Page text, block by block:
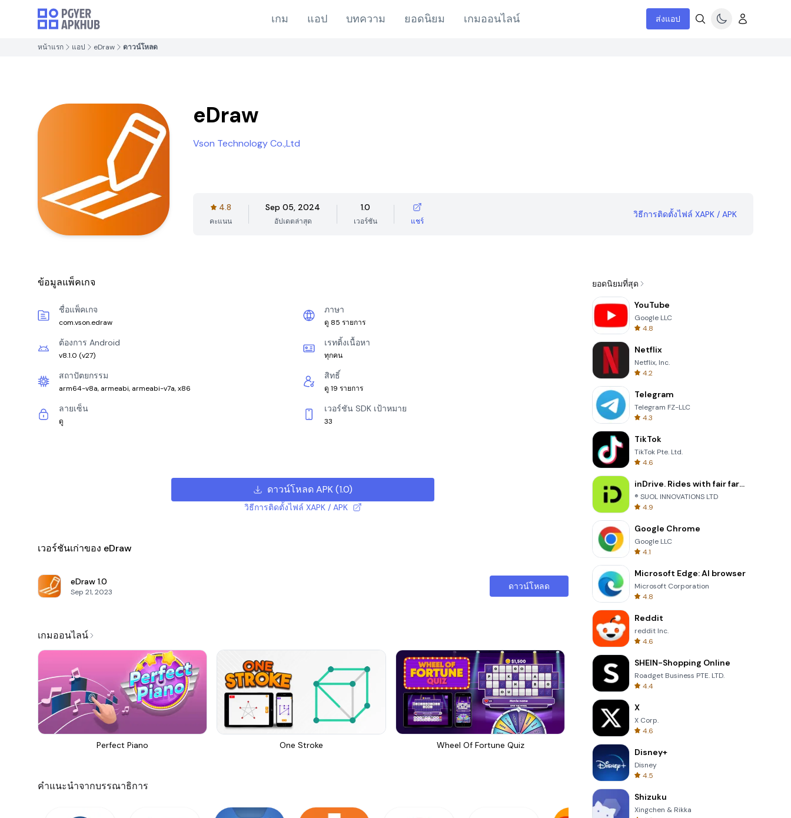
เกม แอป บทความ ยอดนิยม เกมออนไลน์ ส่งแอป
หน้าแรก แอป eDraw ดาวน์โหลด
eDraw
Vson Technology Co.,Ltd
4.8
คะแนน
Sep 05, 2024
อัปเดตล่าสุด
1.0
เวอร์ชัน แชร์
วิธีการติดตั้งไฟล์ XAPK / APK
ข้อมูลแพ็คเกจ
ชื่อแพ็คเกจ
com.vson.edraw
ภาษา
ดู 85 รายการ
ต้องการ Android
v8.1.0 (v27)
เรทติ้งเนื้อหา
ทุกคน
สถาปัตยกรรม
arm64-v8a, armeabi, armeabi-v7a, x86
สิทธิ์
ดู 19 รายการ
ลายเซ็น
ดู
เวอร์ชัน SDK เป้าหมาย
33
ดาวน์โหลด APK(1.0)
วิธีการติดตั้งไฟล์ XAPK / APK
เวอร์ชันเก่าของ eDraw
eDraw 1.0
Sep 21, 2023
ดาวน์โหลด
เกมออนไลน์
Perfect Piano One Stroke Wheel Of Fortune Quiz 8 Ball Billiards Classic
คำแนะนำจากบรรณาธิการ
ยอดนิยมที่สุด
YouTube
Google LLC
4.8
Netflix
Netflix, Inc.
4.2
Telegram
Telegram FZ-LLC
4.3
TikTok
TikTok Pte. Ltd.
4.6
inDrive. Rides with fair fares
® SUOL INNOVATIONS LTD
4.9
Google Chrome
Google LLC
4.1
Microsoft Edge: AI browser
Microsoft Corporation
4.8
Reddit
reddit Inc.
4.6
SHEIN-Shopping Online
Roadget Business PTE. LTD.
4.4
X
X Corp.
4.6
Disney+
Disney
4.5
Shizuku
Xingchen & Rikka